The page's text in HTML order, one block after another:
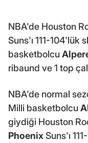
NBA'de Houston
Suns'ı 111-104'lük
basketbolcu
ribaund ve 1 top
NBA'de normal
Milli basketbolcu
giydiği Houston
PhoenixSuns'ı